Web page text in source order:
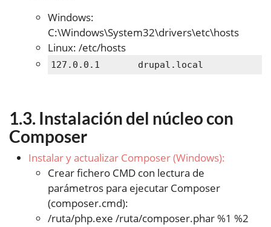
Windows:
C:\Windows\System32\drivers\etc\hosts
Linux: /etc/hosts
127.0.0.1       drupal.local
Instalación del núcleo con
Composer
Instalar y actualizar Composer (Windows):
Crear fichero CMD con lectura de
parámetros para ejecutar Composer
(composer.cmd):
/ruta/php.exe /ruta/composer.phar %1 %2